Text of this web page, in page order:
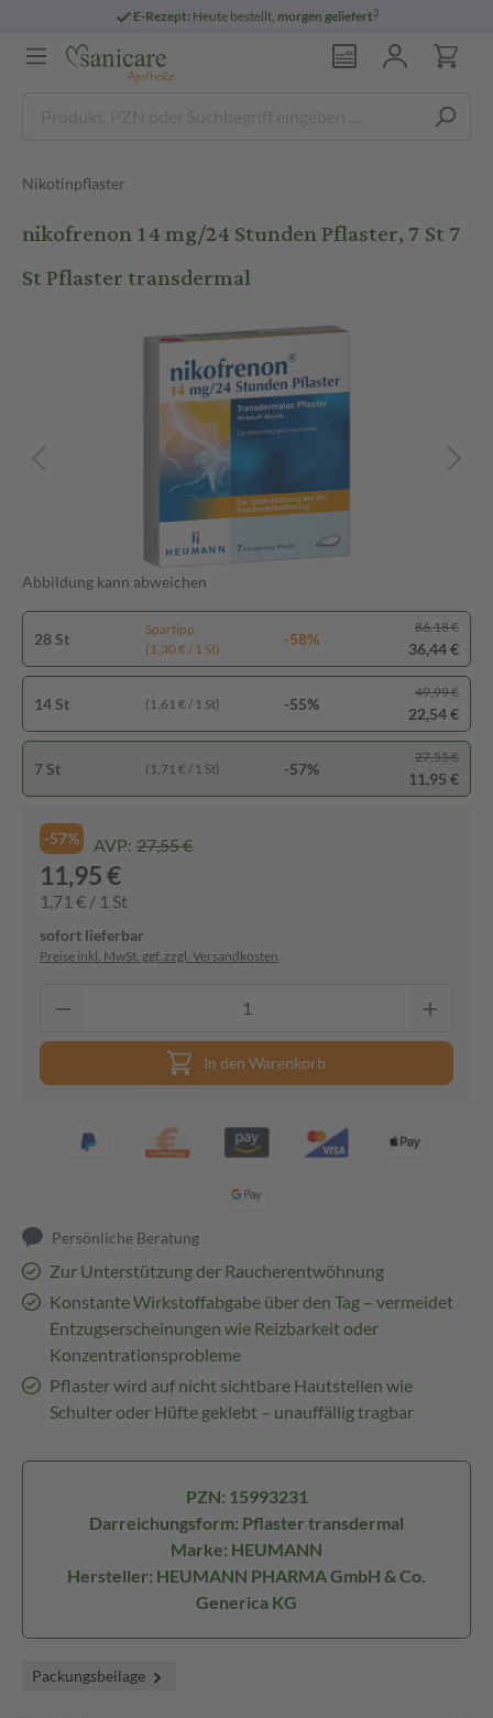
E-Rezept:Heute bestellt,morgen geliefert3
Nikotinpflaster
nikofrenon 14 mg/24 Stunden Pflaster, 7 St 7
St Pflaster transdermal
Abbildung kann abweichen
28 St
Spartipp
(1,30 € / 1 St)
-58%
86,18 €
36,44 €
14 St (1,61 € / 1 St) -55%
49,99 €
22,54 €
7 St (1,71 € / 1 St) -57%
27,55 €
11,95 €
-57% AVP: 27,55 €
11,95 €
1,71 € / 1 St
sofort lieferbar
Preise inkl. MwSt. ggf. zzgl. Versandkosten
In den Warenkorb
Persönliche Beratung
Zur Unterstützung der Raucherentwöhnung
Konstante Wirkstoffabgabe über den Tag – vermeidet
Entzugserscheinungen wie Reizbarkeit oder
Konzentrationsprobleme
Pflaster wird auf nicht sichtbare Hautstellen wie
Schulter oder Hüfte geklebt – unauffällig tragbar
PZN: 15993231
Darreichungsform: Pflaster transdermal
Marke: HEUMANN
Hersteller: HEUMANN PHARMA GmbH & Co.
Generica KG
Packungsbeilage